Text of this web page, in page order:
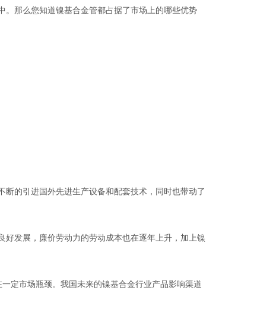
。那么您知道镍基合金管都占据了市场上的哪些优势
的引进国外先进生产设备和配套技术，同时也带动了
发展，廉价劳动力的劳动成本也在逐年上升，加上镍
市场瓶颈。我国未来的镍基合金行业产品影响渠道